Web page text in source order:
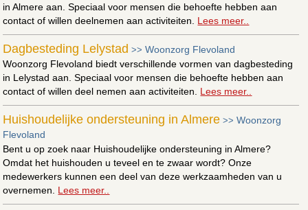
in Almere aan. Speciaal voor mensen die behoefte hebben aan
contact of willen deelnemen aan activiteiten. Lees meer..
Dagbesteding Lelystad >>Woonzorg Flevoland
Woonzorg Flevoland biedt verschillende vormen van dagbesteding
in Lelystad aan. Speciaal voor mensen die behoefte hebben aan
contact of willen deel nemen aan activiteiten. Lees meer..
Huishoudelijke ondersteuning in Almere >>Woonzorg
Flevoland
Bent u op zoek naar Huishoudelijke ondersteuning in Almere?
Omdat het huishouden u teveel en te zwaar wordt? Onze
medewerkers kunnen een deel van deze werkzaamheden van u
overnemen. Lees meer..